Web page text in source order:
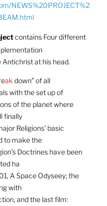
NEWS%20PROJECT%2
contains Four different
at his head.
ak down” of all
with the set up of
of the planet where
finally
Religions’ basic
to make the
Doctrines have been
ha
A Space Odyseey; the
with
and the last film: